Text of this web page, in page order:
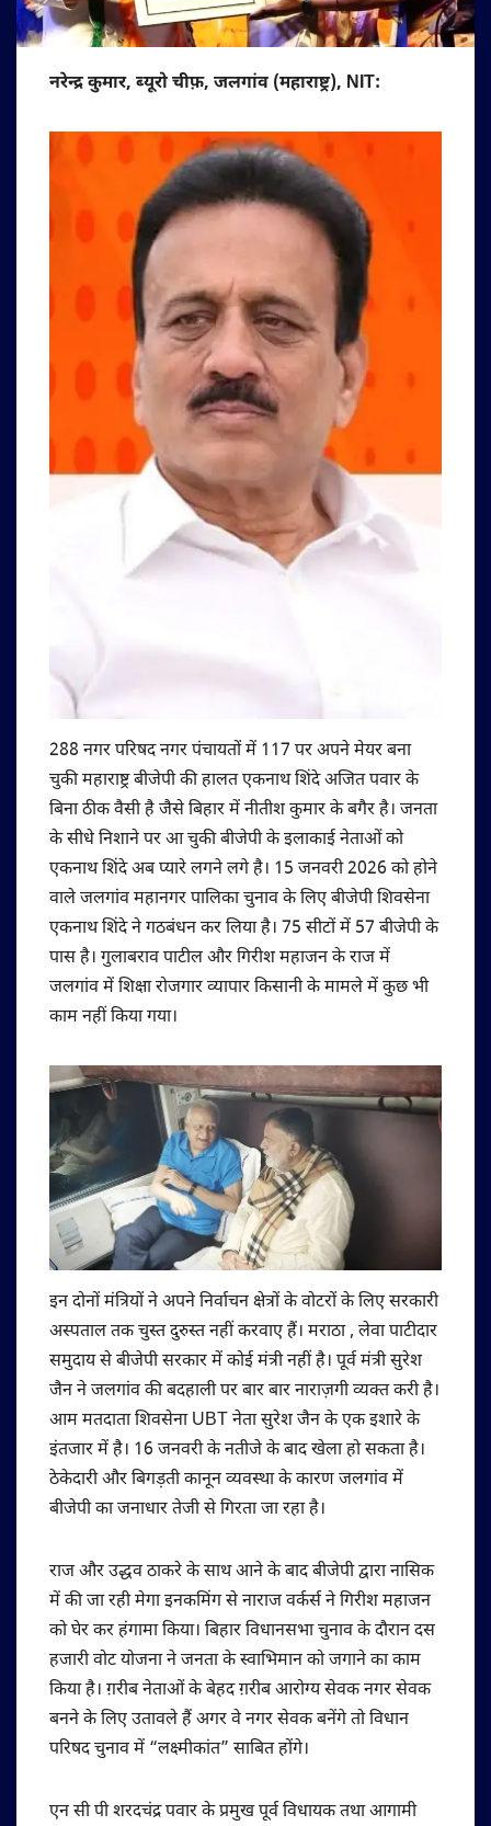
नरेन्द्र कुमार, ब्यूरो चीफ़, जलगांव (महाराष्ट्र), NIT:
288 नगर परिषद नगर पंचायतों में 117 पर अपने मेयर बना
चुकी महाराष्ट्र बीजेपी की हालत एकनाथ शिंदे अजित पवार के
बिना ठीक वैसी है जैसे बिहार में नीतीश कुमार के बगैर है। जनता
के सीधे निशाने पर आ चुकी बीजेपी के इलाकाई नेताओं को
एकनाथ शिंदे अब प्यारे लगने लगे है। 15 जनवरी 2026 को होने
वाले जलगांव महानगर पालिका चुनाव के लिए बीजेपी शिवसेना
एकनाथ शिंदे ने गठबंधन कर लिया है। 75 सीटों में 57 बीजेपी के
पास है। गुलाबराव पाटील और गिरीश महाजन के राज में
जलगांव में शिक्षा रोजगार व्यापार किसानी के मामले में कुछ भी
काम नहीं किया गया।
इन दोनों मंत्रियों ने अपने निर्वाचन क्षेत्रों के वोटरों के लिए सरकारी
अस्पताल तक चुस्त दुरुस्त नहीं करवाए हैं। मराठा , लेवा पाटीदार
समुदाय से बीजेपी सरकार में कोई मंत्री नहीं है। पूर्व मंत्री सुरेश
जैन ने जलगांव की बदहाली पर बार बार नाराज़गी व्यक्त करी है।
आम मतदाता शिवसेना UBT नेता सुरेश जैन के एक इशारे के
इंतजार में है। 16 जनवरी के नतीजे के बाद खेला हो सकता है।
ठेकेदारी और बिगड़ती कानून व्यवस्था के कारण जलगांव में
बीजेपी का जनाधार तेजी से गिरता जा रहा है।
राज और उद्धव ठाकरे के साथ आने के बाद बीजेपी द्वारा नासिक
में की जा रही मेगा इनकमिंग से नाराज वर्कर्स ने गिरीश महाजन
को घेर कर हंगामा किया। बिहार विधानसभा चुनाव के दौरान दस
हजारी वोट योजना ने जनता के स्वाभिमान को जगाने का काम
किया है। ग़रीब नेताओं के बेहद ग़रीब आरोग्य सेवक नगर सेवक
बनने के लिए उतावले हैं अगर वे नगर सेवक बनेंगे तो विधान
परिषद चुनाव में “लक्ष्मीकांत” साबित होंगे।
एन सी पी शरदचंद्र पवार के प्रमुख पूर्व विधायक तथा आगामी